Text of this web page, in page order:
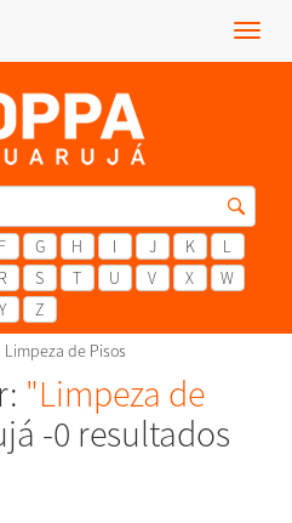
Menu
F G H I J K
L
R S T U V X
W
Y
Z
Limpeza de Pisos
"Limpeza de
-0 resultados